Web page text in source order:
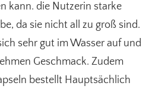
kann. die Nutzerin starke
da sie nicht all zu groß sind.
sehr gut im Wasser auf und
Geschmack. Zudem
bestellt Hauptsächlich